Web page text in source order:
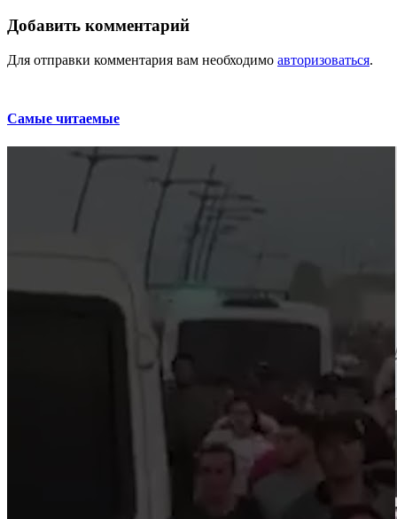
Добавить комментарий
Для отправки комментария вам необходимо авторизоваться.
Самые читаемые